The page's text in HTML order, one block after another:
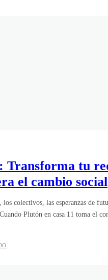
Transforma tu
el cambio social
los colectivos, las esperanzas de
Plutón en casa 11 toma el
-